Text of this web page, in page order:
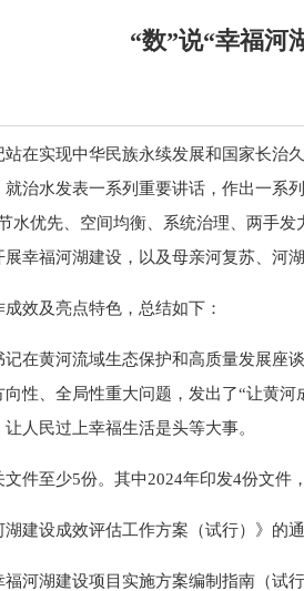
“数”说“幸福河
在实现中华民族永续发展和国家长治
治水发表一系列重要讲话，作出一系
水优先、空间均衡、系统治理、两手
幸福河湖建设，以及母亲河复苏、河
效及亮点特色，总结如下：
在黄河流域生态保护和高质量发展座
性、全局性重大问题，发出了“让黄
人民过上幸福生活是头等大事。
件至少5份。其中2024年印发4份文件
建设成效评估工作方案（试行）》的
河湖建设项目实施方案编制指南（试